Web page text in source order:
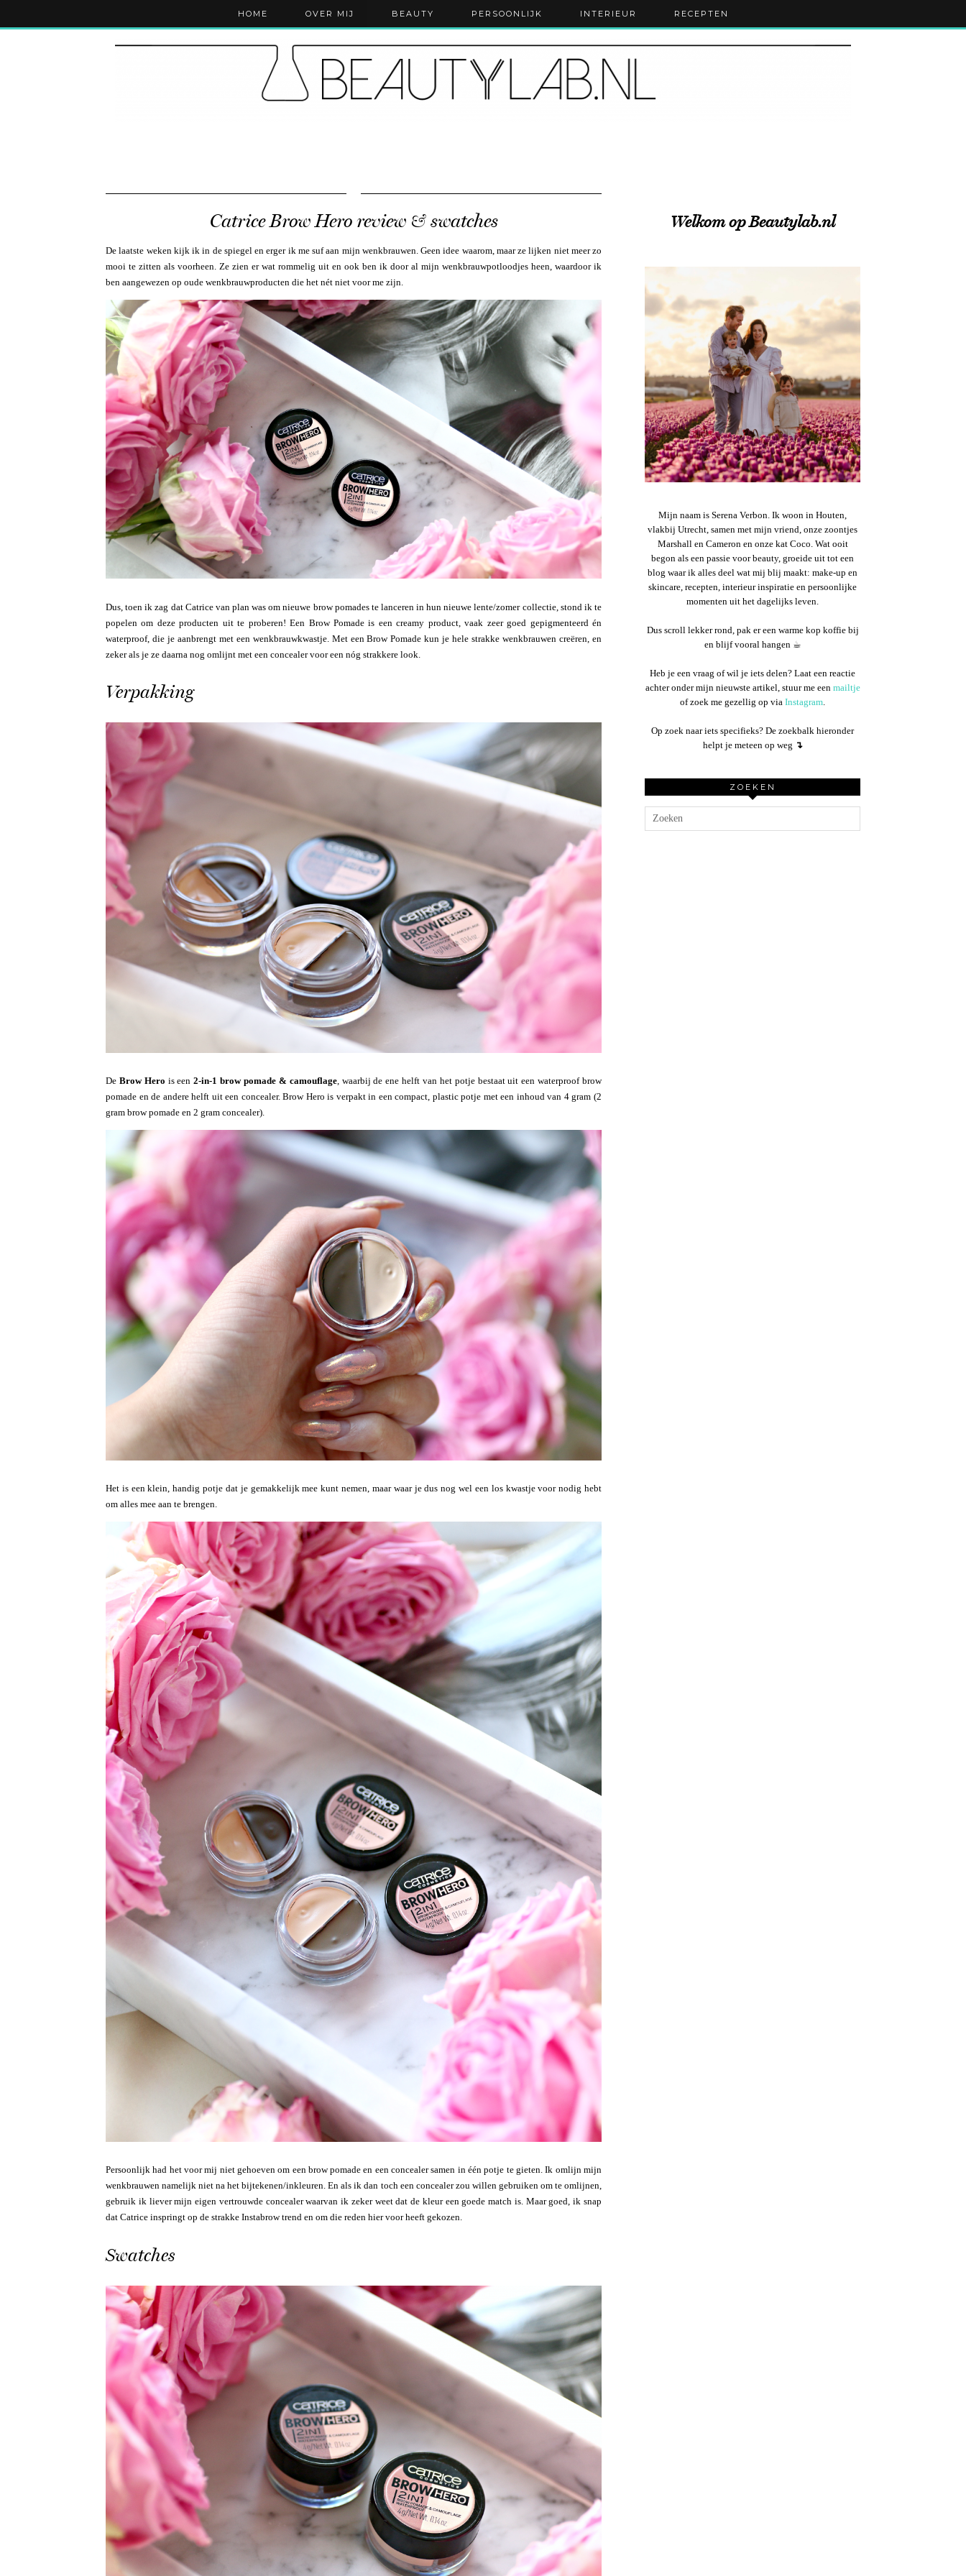
HOME OVER MIJ BEAUTY PERSOONLIJK INTERIEUR RECEPTEN
Catrice Brow Hero review & swatches
De laatste weken kijk ik in de spiegel en erger ik me suf aan mijn wenkbrauwen. Geen idee waarom, maar ze lijken niet meer zo
mooi te zitten als voorheen. Ze zien er wat rommelig uit en ook ben ik door al mijn wenkbrauwpotloodjes heen, waardoor ik
ben aangewezen op oude wenkbrauwproducten die het nét niet voor me zijn.
Dus, toen ik zag dat Catrice van plan was om nieuwe brow pomades te lanceren in hun nieuwe lente/zomer collectie, stond ik te
popelen om deze producten uit te proberen! Een Brow Pomade is een creamy product, vaak zeer goed gepigmenteerd én
waterproof, die je aanbrengt met een wenkbrauwkwastje. Met een Brow Pomade kun je hele strakke wenkbrauwen creëren, en
zeker als je ze daarna nog omlijnt met een concealer voor een nóg strakkere look.
Verpakking
De Brow Hero is een2-in-1 brow pomade & camouflage, waarbij de ene helft van het potje bestaat uit een waterproof brow
pomade en de andere helft uit een concealer. Brow Hero is verpakt in een compact, plastic potje met een inhoud van 4 gram (2
gram brow pomade en 2 gram concealer).
Het is een klein, handig potje dat je gemakkelijk mee kunt nemen, maar waar je dus nog wel een los kwastje voor nodig hebt
om alles mee aan te brengen.
Persoonlijk had het voor mij niet gehoeven om een brow pomade en een concealer samen in één potje te gieten. Ik omlijn mijn
wenkbrauwen namelijk niet na het bijtekenen/inkleuren. En als ik dan toch een concealer zou willen gebruiken om te omlijnen,
gebruik ik liever mijn eigen vertrouwde concealer waarvan ik zeker weet dat de kleur een goede match is. Maar goed, ik snap
dat Catrice inspringt op de strakke Instabrow trend en om die reden hier voor heeft gekozen.
Swatches
Welkom op Beautylab.nl
Mijn naam is Serena Verbon. Ik woon in Houten,
vlakbij Utrecht, samen met mijn vriend, onze zoontjes
Marshall en Cameron en onze kat Coco. Wat ooit
begon als een passie voor beauty, groeide uit tot een
blog waar ik alles deel wat mij blij maakt: make-up en
skincare, recepten, interieur inspiratie en persoonlijke
momenten uit het dagelijks leven.
Dus scroll lekker rond, pak er een warme kop koffie bij
en blijf vooral hangen ☕︎
Heb je een vraag of wil je iets delen? Laat een reactie
achter onder mijn nieuwste artikel, stuur me een mailtje
of zoek me gezellig op via Instagram.
Op zoek naar iets specifieks? De zoekbalk hieronder
helpt je meteen op weg ↴
ZOEKEN